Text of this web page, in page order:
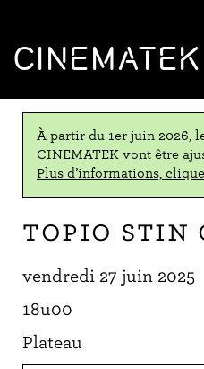
CINEMATEK
À partir du 1er juin 2026,
CINEMATEK vont être
Plus d’informations,
Topio stin
vendredi 27 juin 2025
18u00
Plateau